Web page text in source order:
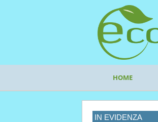
HOME
IN EVIDENZA